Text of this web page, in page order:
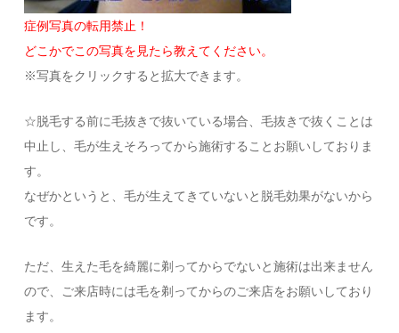
症例写真の転用禁止！
どこかでこの写真を見たら教えてください。
※写真をクリックすると拡大できます。
☆脱毛する前に毛抜きで抜いている場合、毛抜きで抜くことは
中止し、毛が生えそろってから施術することお願いしておりま
す。
なぜかというと、毛が生えてきていないと脱毛効果がないから
です。
ただ、生えた毛を綺麗に剃ってからでないと施術は出来ません
ので、
ご来店時には毛を剃ってからのご来店をお願いしており
ます。